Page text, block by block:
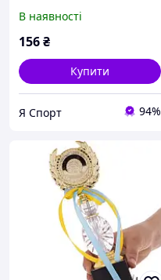
В наявності
156₴
Купити
Я Спорт 94%